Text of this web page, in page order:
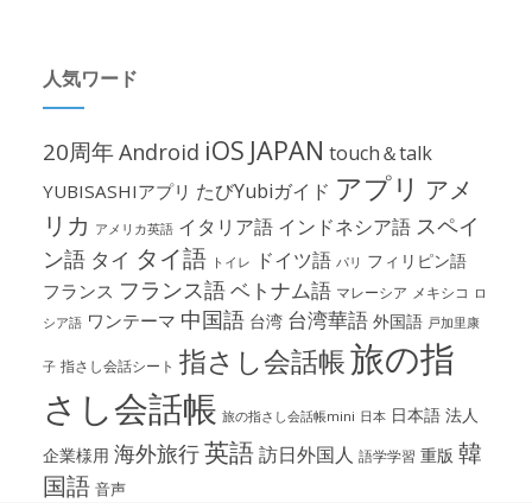
人気ワード
20周年Android iOS JAPAN touch＆talk
YUBISASHIアプリ たびYubiガイド アプリ アメ
リカ アメリカ英語 イタリア語 インドネシア語 スペイ
ン語 タイ タイ語 トイレ ドイツ語 パリ フィリピン語
フランス フランス語ベトナム語 マレーシア メキシコ ロ
シア語 ワンテーマ 中国語 台湾 台湾華語 外国語 戸加里康
子 指さし会話シート 指さし会話帳旅の指
さし会話帳 旅の指さし会話帳mini 日本 日本語 法人
企業様用 海外旅行英語訪日外国人 語学学習 重版 韓
国語 音声